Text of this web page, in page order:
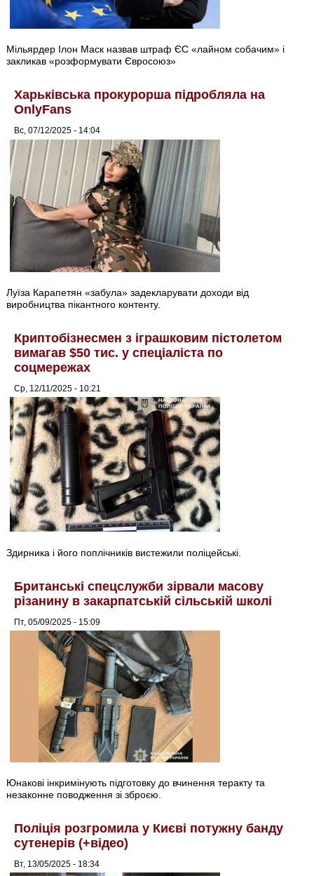
Мільярдер Ілон Маск назвав штраф ЄС «лайном собачим» і
закликав «розформувати Євросоюз»
Харьківська прокурорша підробляла на
OnlyFans
Вс, 07/12/2025 - 14:04
Луїза Карапетян «забула» задекларувати доходи від
виробництва пікантного контенту.
Криптобізнесмен з іграшковим пістолетом
вимагав $50 тис. у спеціаліста по
соцмережах
Ср, 12/11/2025 - 10:21
Здирника і його поплічників вистежили поліцейські.
Британські спецслужби зірвали масову
різанину в закарпатській сільській школі
Пт, 05/09/2025 - 15:09
Юнакові інкримінують підготовку до вчинення теракту та
незаконне поводження зі зброєю.
Поліція розгромила у Києві потужну банду
сутенерів (+відео)
Вт, 13/05/2025 - 18:34